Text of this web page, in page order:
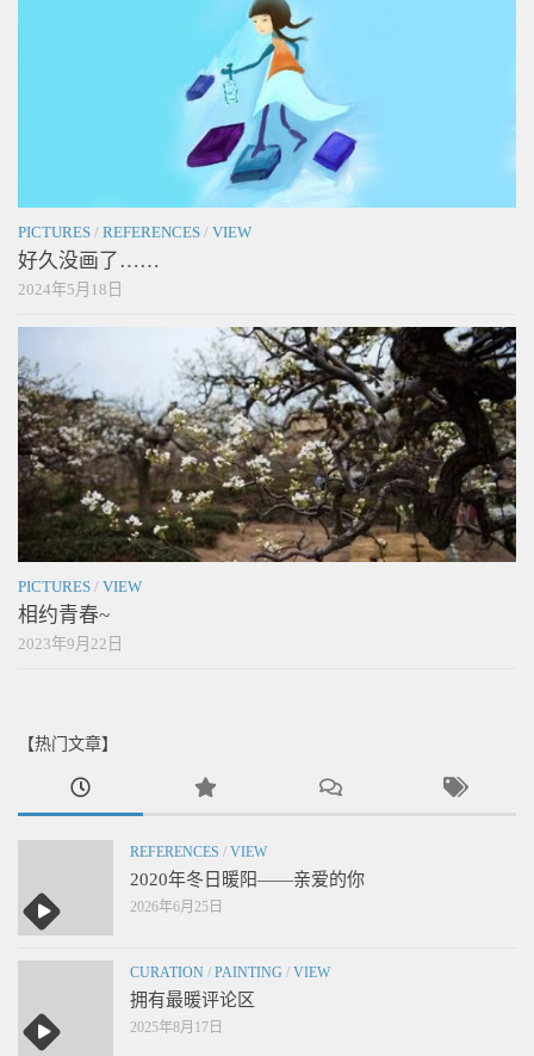
PICTURES / REFERENCES / VIEW
好久没画了……
2024年5月18日
PICTURES / VIEW
相约青春~
2023年9月22日
【热门文章】
REFERENCES / VIEW
2020年冬日暖阳——亲爱的你
2026年6月25日
CURATION / PAINTING / VIEW
拥有最暖评论区
2025年8月17日